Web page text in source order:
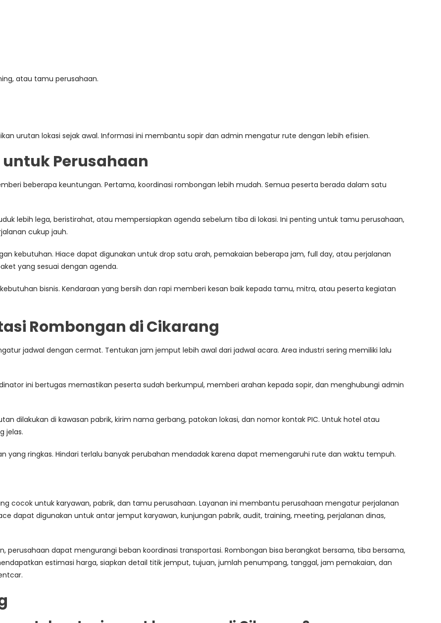
atau tamu perusahaan.
urutan lokasi sejak awal. Informasi ini membantu sopir dan admin mengatur rute dengan lebih efisien.
untuk Perusahaan
beberapa keuntungan. Pertama, koordinasi rombongan lebih mudah. Semua peserta berada dalam satu
lebih lega, beristirahat, atau mempersiapkan agenda sebelum tiba di lokasi. Ini penting untuk tamu perusahaan,
cukup jauh.
kebutuhan. Hiace dapat digunakan untuk drop satu arah, pemakaian beberapa jam, full day, atau perjalanan
yang sesuai dengan agenda.
bisnis. Kendaraan yang bersih dan rapi memberi kesan baik kepada tamu, mitra, atau peserta kegiatan
Rombongan di Cikarang
jadwal dengan cermat. Tentukan jam jemput lebih awal dari jadwal acara. Area industri sering memiliki lalu
ini bertugas memastikan peserta sudah berkumpul, memberi arahan kepada sopir, dan menghubungi admin
dilakukan di kawasan pabrik, kirim nama gerbang, patokan lokasi, dan nomor kontak PIC. Untuk hotel atau
jelas.
yang ringkas. Hindari terlalu banyak perubahan mendadak karena dapat memengaruhi rute dan waktu tempuh.
cocok untuk karyawan, pabrik, dan tamu perusahaan. Layanan ini membantu perusahaan mengatur perjalanan
dapat digunakan untuk antar jemput karyawan, kunjungan pabrik, audit, training, meeting, perjalanan dinas,
perusahaan dapat mengurangi beban koordinasi transportasi. Rombongan bisa berangkat bersama, tiba bersama,
estimasi harga, siapkan detail titik jemput, tujuan, jumlah penumpang, tanggal, jam pemakaian, dan